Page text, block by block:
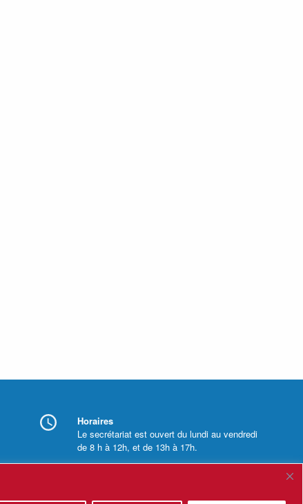
Horaires
Le secrétariat est ouvert du lundi au vendredi
de 8 h à 12h, et de 13h à 17h.